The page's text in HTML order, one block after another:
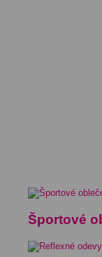
Športové